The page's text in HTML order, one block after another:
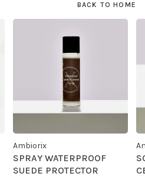
BACK TO HOME
Ambiorix
SPRAY WATERPROOF
SUEDE PROTECTOR